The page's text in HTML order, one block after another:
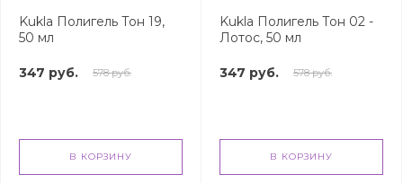
Kukla Полигель Тон 19,
50 мл
347 руб. 578 руб.
В КОРЗИНУ
Kukla Полигель Тон 02 -
Лотос, 50 мл
347 руб. 578 руб.
В КОРЗИНУ